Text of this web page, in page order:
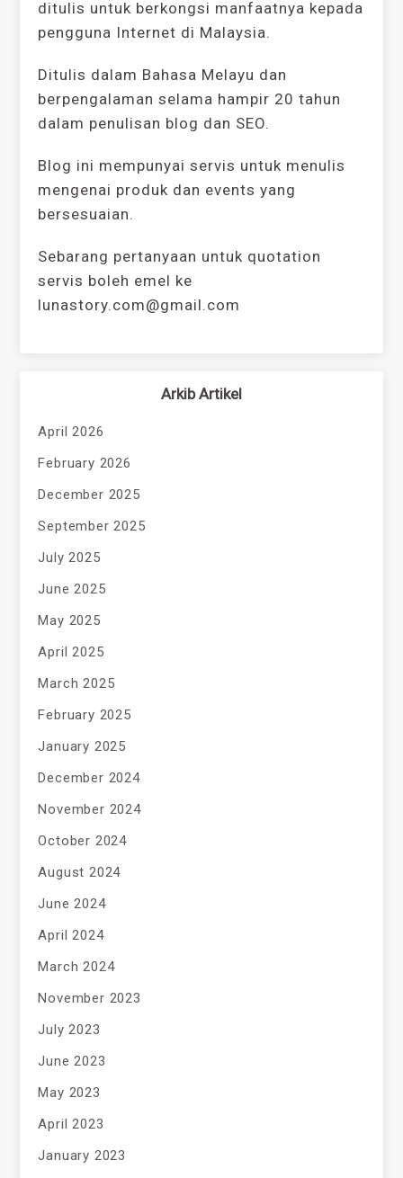
ditulis untuk berkongsi manfaatnya kepada
pengguna Internet di Malaysia.
Ditulis dalam Bahasa Melayu dan
berpengalaman selama hampir 20 tahun
dalam penulisan blog dan SEO.
Blog ini mempunyai servis untuk menulis
mengenai produk dan events yang
bersesuaian.
Sebarang pertanyaan untuk quotation
servis boleh emel ke
lunastory.com@gmail.com
Arkib Artikel
April 2026
February 2026
December 2025
September 2025
July 2025
June 2025
May 2025
April 2025
March 2025
February 2025
January 2025
December 2024
November 2024
October 2024
August 2024
June 2024
April 2024
March 2024
November 2023
July 2023
June 2023
May 2023
April 2023
January 2023